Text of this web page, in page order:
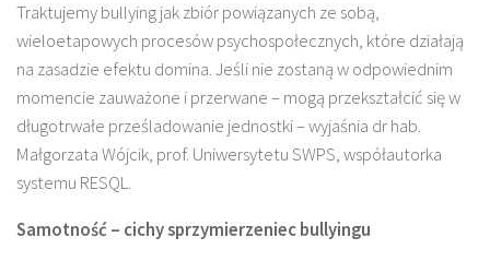
Traktujemy bullying jak zbiór powiązanych ze sobą,
wieloetapowych procesów psychospołecznych, które działają
na zasadzie efektu domina. Jeśli nie zostaną w odpowiednim
momencie zauważone i przerwane – mogą przekształcić się w
długotrwałe prześladowanie jednostki – wyjaśnia dr hab.
Małgorzata Wójcik, prof. Uniwersytetu SWPS, współautorka
systemu RESQL.
Samotność – cichy sprzymierzeniec bullyingu